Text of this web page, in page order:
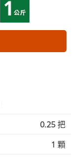
0.25 把
1 顆